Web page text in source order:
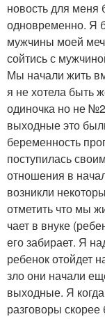
новость для
одновременно. Я
мужчины моей
сойтись с
Мы начали жить
я не хотела быть
одиночка но не
выходные это
беременность
поступилась
отношения в
возникли
отметить что мы
чает в внуке
его забирает. Я
ребенок отойдет
зло они начали
выходные. Я
разговоры скорее